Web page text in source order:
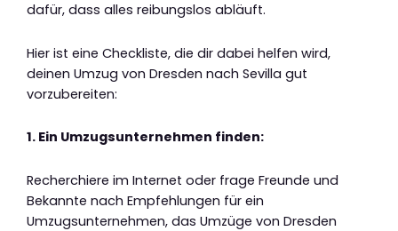
dafür, dass alles reibungslos abläuft.
Hier ist eine Checkliste, die dir dabei helfen wird,
deinen Umzug von Dresden nach Sevilla gut
vorzubereiten:
1. Ein Umzugsunternehmen finden:
Recherchiere im Internet oder frage Freunde und
Bekannte nach Empfehlungen für ein
Umzugsunternehmen, das Umzüge von Dresden